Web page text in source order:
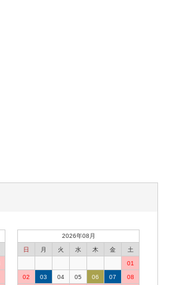
2026年08月
日 月 火 水 木 金 土
01
02 03 04 05 06 07 08